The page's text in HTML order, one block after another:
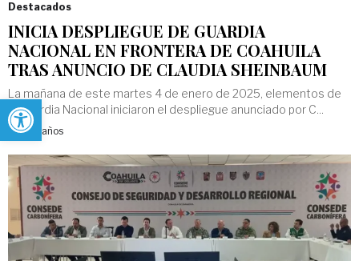
Abrir barra de herramientas
Destacados
INICIA DESPLIEGUE DE GUARDIA
NACIONAL EN FRONTERA DE COAHUILA
TRAS ANUNCIO DE CLAUDIA SHEINBAUM
La mañana de este martes 4 de enero de 2025, elementos de
la Guardia Nacional iniciaron el despliegue anunciado por C...
Hace 2 años